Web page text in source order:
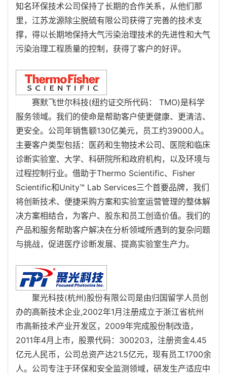
知名环保技术公司保持了长期的合作关系，从他们那
里，江苏龙源除尘脱硫有限公司获得了完善的技术支
撑，得以长期地保持大气污染治理技术的先进性和大气
污染治理工程质量的控制，获得了客户的好评。
赛默飞世尔科技(纽约证交所代码： TMO)是科学
服务领域。我们的使命是帮助客户使更健康、更清洁、
更安全。公司年销售额130亿美元，员工约39000人。
主要客户类型包括：医药和生物技术公司、医院和临床
诊断实验室、大学、科研院所和政府机构，以及环境与
过程控制行业。借助于Thermo Scientific、Fisher
Scientific和Unity™ Lab Services三个首要品牌，我们
将创新技术、便捷采购方案和实验室运营管理的整体解
决方案相结合，为客户、股东和员工创造价值。我们的
产品和服务帮助客户解决在分析领域所遇到的复杂问题
与挑战，促进医疗诊断发展、提高实验室生产力。
聚光科技(杭州)股份有限公司是由归国留学人员创
办的高新技术企业,2002年1月注册成立于浙江省杭州
市高新技术产业开发区，2009年完成股份制改造，
2011年4月上市，股票代码：300203，注册资金4.45
亿元人民币，公司总资产达21.5亿元，现有员工1700余
人。公司专注于环保和安全监测领域，研发生产适应中